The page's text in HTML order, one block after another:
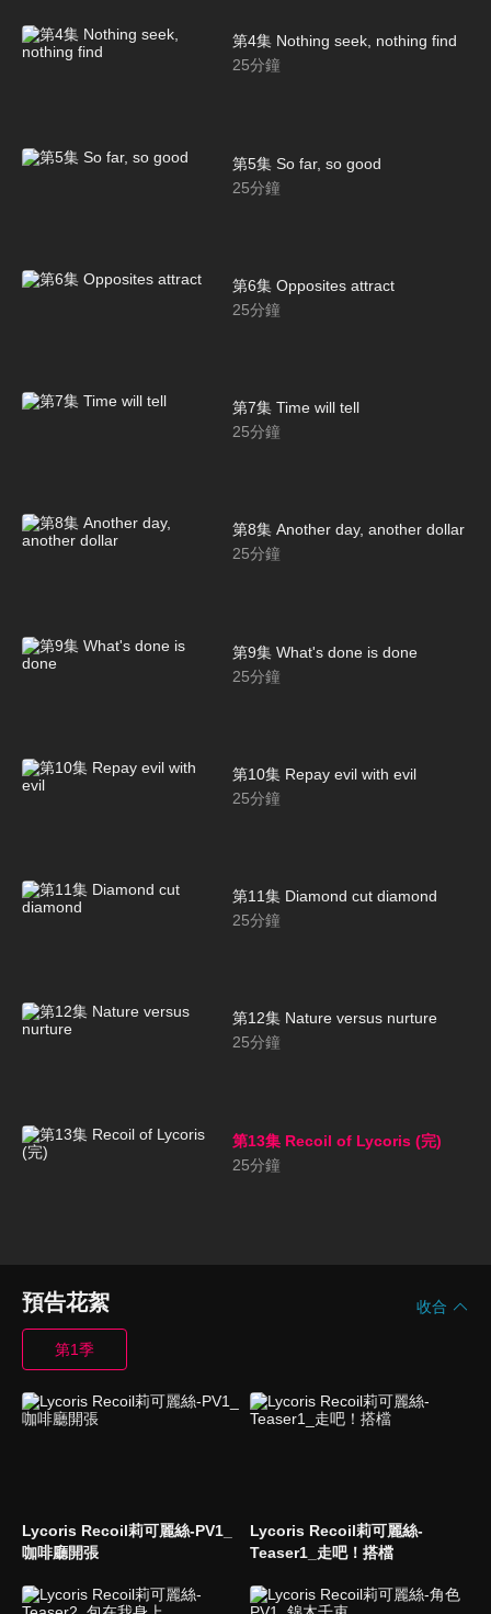
第4集 Nothing seek, nothing find
25分鐘
第5集 So far, so good
25分鐘
第6集 Opposites attract
25分鐘
第7集 Time will tell
25分鐘
第8集 Another day, another dollar
25分鐘
第9集 What's done is done
25分鐘
第10集 Repay evil with evil
25分鐘
第11集 Diamond cut diamond
25分鐘
第12集 Nature versus nurture
25分鐘
第13集 Recoil of Lycoris (完)
25分鐘
預告花絮 收合
第1季
Lycoris Recoil莉可麗絲-PV1_
咖啡廳開張
Lycoris Recoil莉可麗絲-
Teaser1_走吧！搭檔